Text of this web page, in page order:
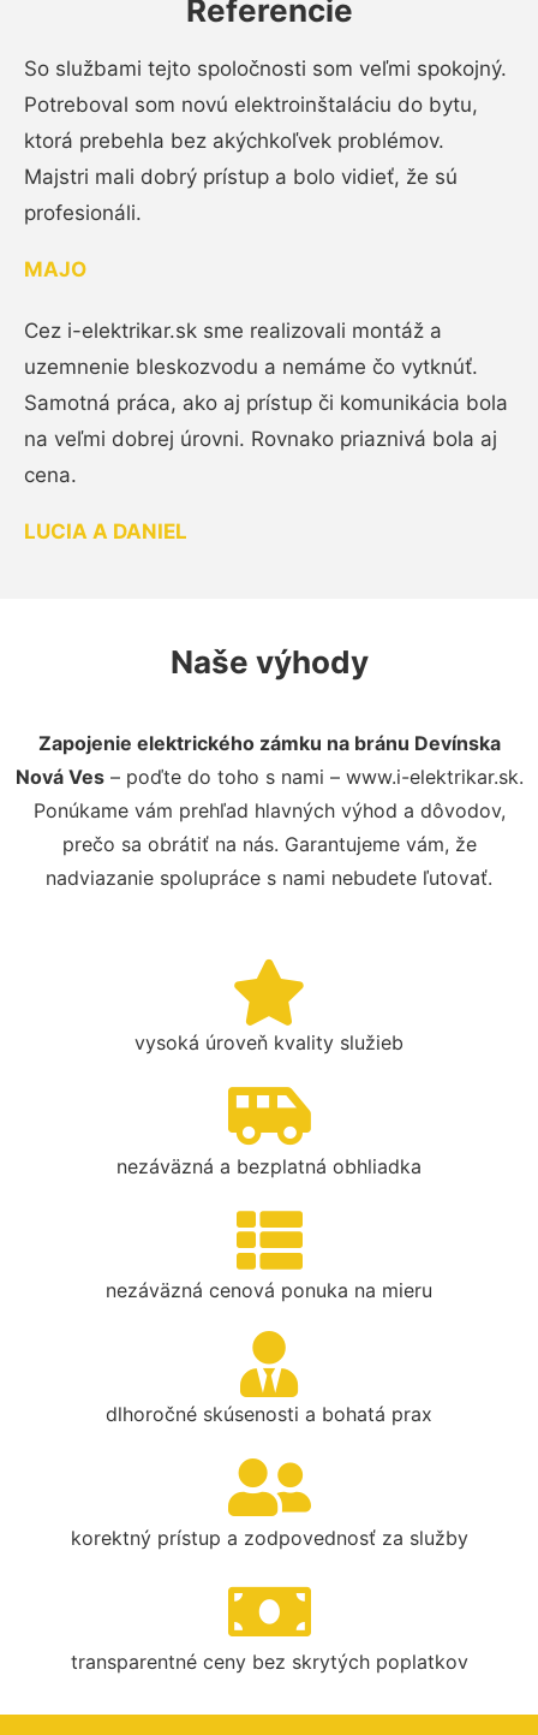
Referencie
So službami tejto spoločnosti som veľmi spokojný.
Potreboval som novú elektroinštaláciu do bytu,
ktorá prebehla bez akýchkoľvek problémov.
Majstri mali dobrý prístup a bolo vidieť, že sú
profesionáli.
MAJO
Cez i-elektrikar.sk sme realizovali montáž a
uzemnenie bleskozvodu a nemáme čo vytknúť.
Samotná práca, ako aj prístup či komunikácia bola
na veľmi dobrej úrovni. Rovnako priaznivá bola aj
cena.
LUCIA A DANIEL
Naše výhody
Zapojenie elektrického zámku na bránu Devínska
Nová Ves– poďte do toho s nami – www.i-elektrikar.sk.
Ponúkame vám prehľad hlavných výhod a dôvodov,
prečo sa obrátiť na nás. Garantujeme vám, že
nadviazanie spolupráce s nami nebudete ľutovať.
vysoká úroveň kvality služieb
nezáväzná a bezplatná obhliadka
nezáväzná cenová ponuka na mieru
dlhoročné skúsenosti a bohatá prax
korektný prístup a zodpovednosť za služby
transparentné ceny bez skrytých poplatkov